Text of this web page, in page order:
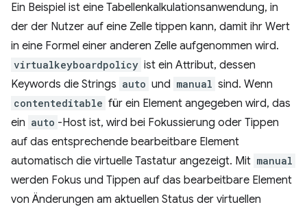
Ein Beispiel ist eine Tabellenkalkulationsanwendung, in
der der Nutzer auf eine Zelle tippen kann, damit ihr Wert
in eine Formel einer anderen Zelle aufgenommen wird.
virtualkeyboardpolicy ist ein Attribut, dessen
Keywords die Strings auto und manual sind. Wenn
contenteditable für ein Element angegeben wird, das
ein auto -Host ist, wird bei Fokussierung oder Tippen
auf das entsprechende bearbeitbare Element
automatisch die virtuelle Tastatur angezeigt. Mit manual
werden Fokus und Tippen auf das bearbeitbare Element
von Änderungen am aktuellen Status der virtuellen